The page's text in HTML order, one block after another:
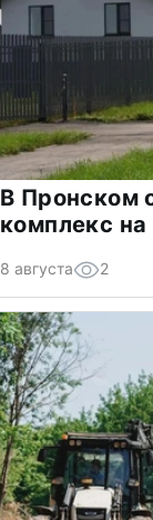
В Пронском
комплекс
8 августа 2